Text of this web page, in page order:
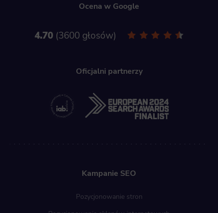
Ocena w Google
4.70 3600 głosów
Oficjalni partnerzy
Kampanie SEO
Pozycjonowanie stron